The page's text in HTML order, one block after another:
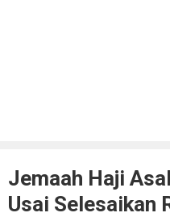
Jemaah Haji
Usai Selesaikan